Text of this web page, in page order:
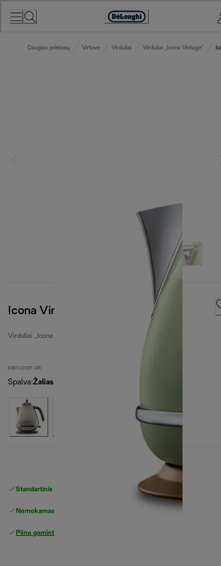
Accessibility
Daugiau prietaisų Virtuvė Virduliai Virduliai „Icona Vintage“
Icona Vintage
Virduliai „Icona Vintage“
KBOV2001.GR
Spalva:Žalias
Standartinis nemokamas
Nemokamas grąžinimas
Pilna gamintojo garantija